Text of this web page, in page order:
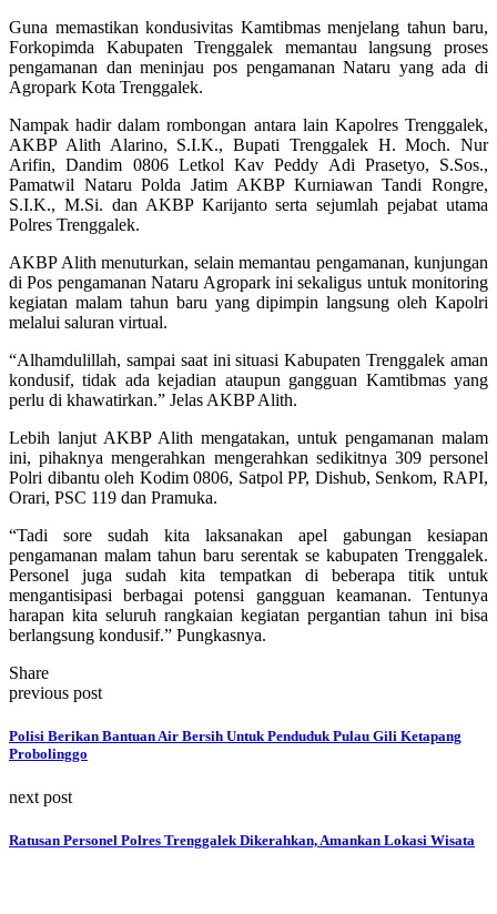
Guna memastikan kondusivitas Kamtibmas menjelang tahun baru,
Forkopimda Kabupaten Trenggalek memantau langsung proses
pengamanan dan meninjau pos pengamanan Nataru yang ada di
Agropark Kota Trenggalek.
Nampak hadir dalam rombongan antara lain Kapolres Trenggalek,
AKBP Alith Alarino, S.I.K., Bupati Trenggalek H. Moch. Nur
Arifin, Dandim 0806 Letkol Kav Peddy Adi Prasetyo, S.Sos.,
Pamatwil Nataru Polda Jatim AKBP Kurniawan Tandi Rongre,
S.I.K., M.Si. dan AKBP Karijanto serta sejumlah pejabat utama
Polres Trenggalek.
AKBP Alith menuturkan, selain memantau pengamanan, kunjungan
di Pos pengamanan Nataru Agropark ini sekaligus untuk monitoring
kegiatan malam tahun baru yang dipimpin langsung oleh Kapolri
melalui saluran virtual.
“Alhamdulillah, sampai saat ini situasi Kabupaten Trenggalek aman
kondusif, tidak ada kejadian ataupun gangguan Kamtibmas yang
perlu di khawatirkan.” Jelas AKBP Alith.
Lebih lanjut AKBP Alith mengatakan, untuk pengamanan malam
ini, pihaknya mengerahkan mengerahkan sedikitnya 309 personel
Polri dibantu oleh Kodim 0806, Satpol PP, Dishub, Senkom, RAPI,
Orari, PSC 119 dan Pramuka.
“Tadi sore sudah kita laksanakan apel gabungan kesiapan
pengamanan malam tahun baru serentak se kabupaten Trenggalek.
Personel juga sudah kita tempatkan di beberapa titik untuk
mengantisipasi berbagai potensi gangguan keamanan. Tentunya
harapan kita seluruh rangkaian kegiatan pergantian tahun ini bisa
berlangsung kondusif.” Pungkasnya.
Share
previous post
Polisi Berikan Bantuan Air Bersih Untuk Penduduk Pulau Gili Ketapang
Probolinggo
next post
Ratusan Personel Polres Trenggalek Dikerahkan, Amankan Lokasi Wisata